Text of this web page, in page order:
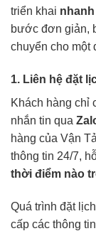
triển khai
bước đơn giản,
chuyển cho một
1. Liên hệ đặt
Khách hàng chỉ
nhắn tin qua
hàng của Vận
thông tin 24/7,
thời điểm nào
Quá trình đặt
cấp các thông